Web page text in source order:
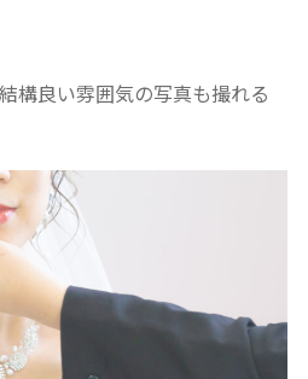
構良い雰囲気の写真も撮れる